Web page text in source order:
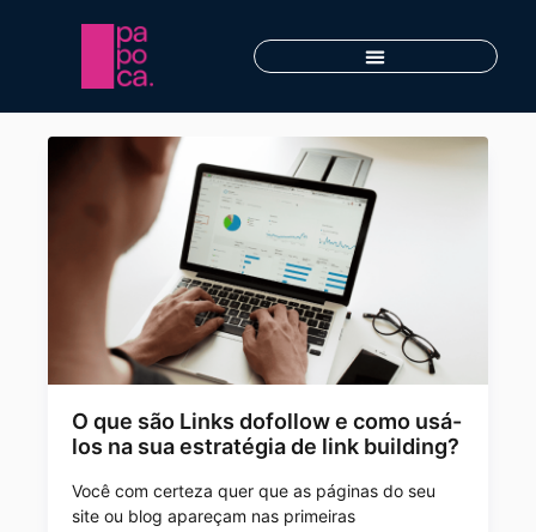
O que são Links dofollow e como usá-
los na sua estratégia de link building?
Você com certeza quer que as páginas do seu
site ou blog apareçam nas primeiras